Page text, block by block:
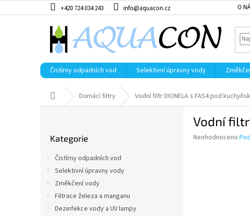
na
+420 724 034 243 info@aquacon.cz O
Čistírny odpadních vod Selektivní úpravny vody
Domů Domácí filtry Vodní filtr DIONELA s FAS4 pod
kategorie
Kategorie
Čistírny odpadních vod
Selektivní úpravny vody
Změkčení vody
Filtrace železa a manganu
Dezinfekce vody a UV lampy
Vodní filtr
Průměrné
Neohodnoceno